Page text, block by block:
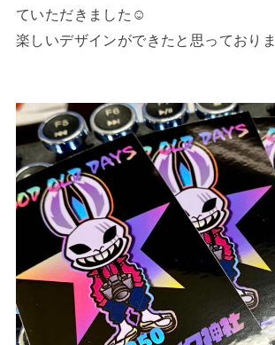
ていただきました☺
楽しいデザインができたと思っており